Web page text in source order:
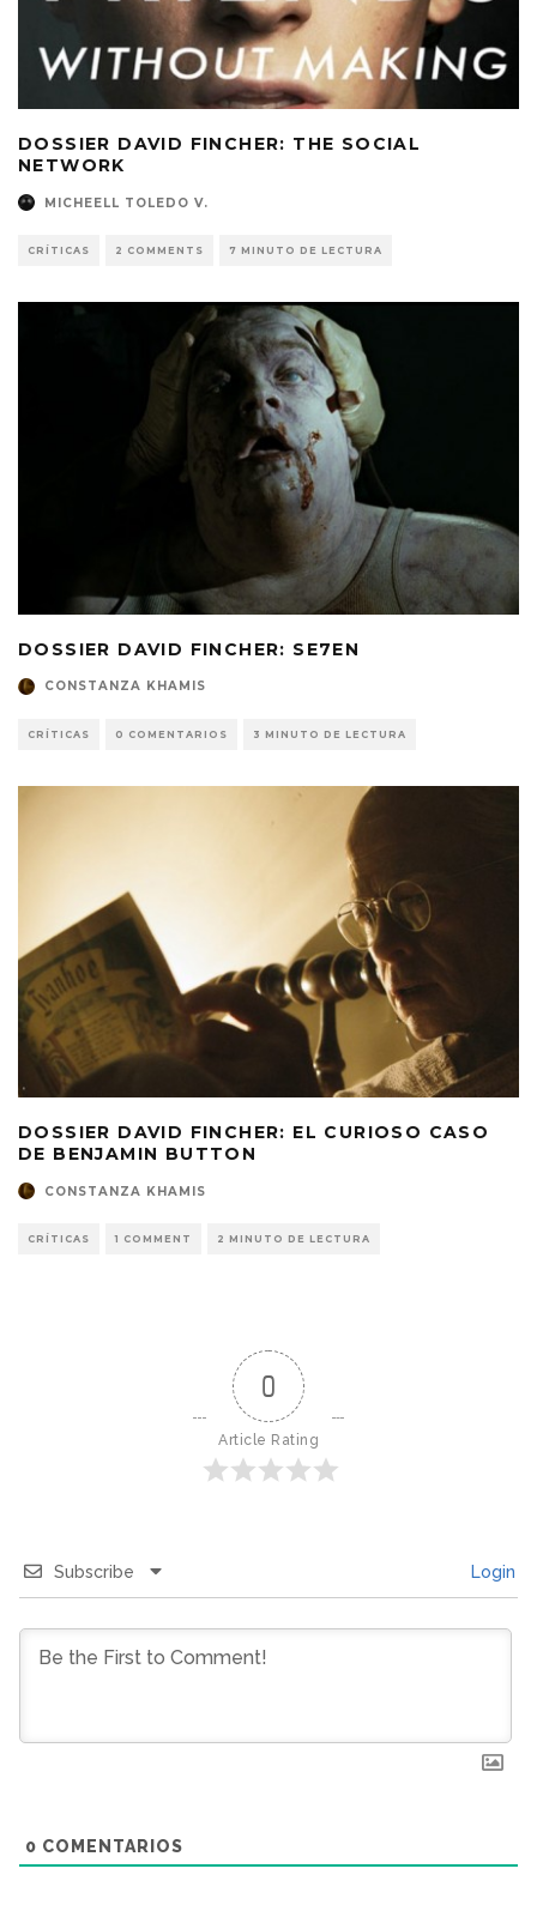
DOSSIER DAVID FINCHER: THE SOCIAL
NETWORK
MICHEELL TOLEDO V.
CRÍTICAS 2 COMMENTS 7 MINUTO DE LECTURA
DOSSIER DAVID FINCHER: SE7EN
CONSTANZA KHAMIS
CRÍTICAS 0 COMENTARIOS 3 MINUTO DE LECTURA
DOSSIER DAVID FINCHER: EL CURIOSO CASO
DE BENJAMIN BUTTON
CONSTANZA KHAMIS
CRÍTICAS 1 COMMENT 2 MINUTO DE LECTURA
0
Article Rating
Subscribe Login
0 COMENTARIOS